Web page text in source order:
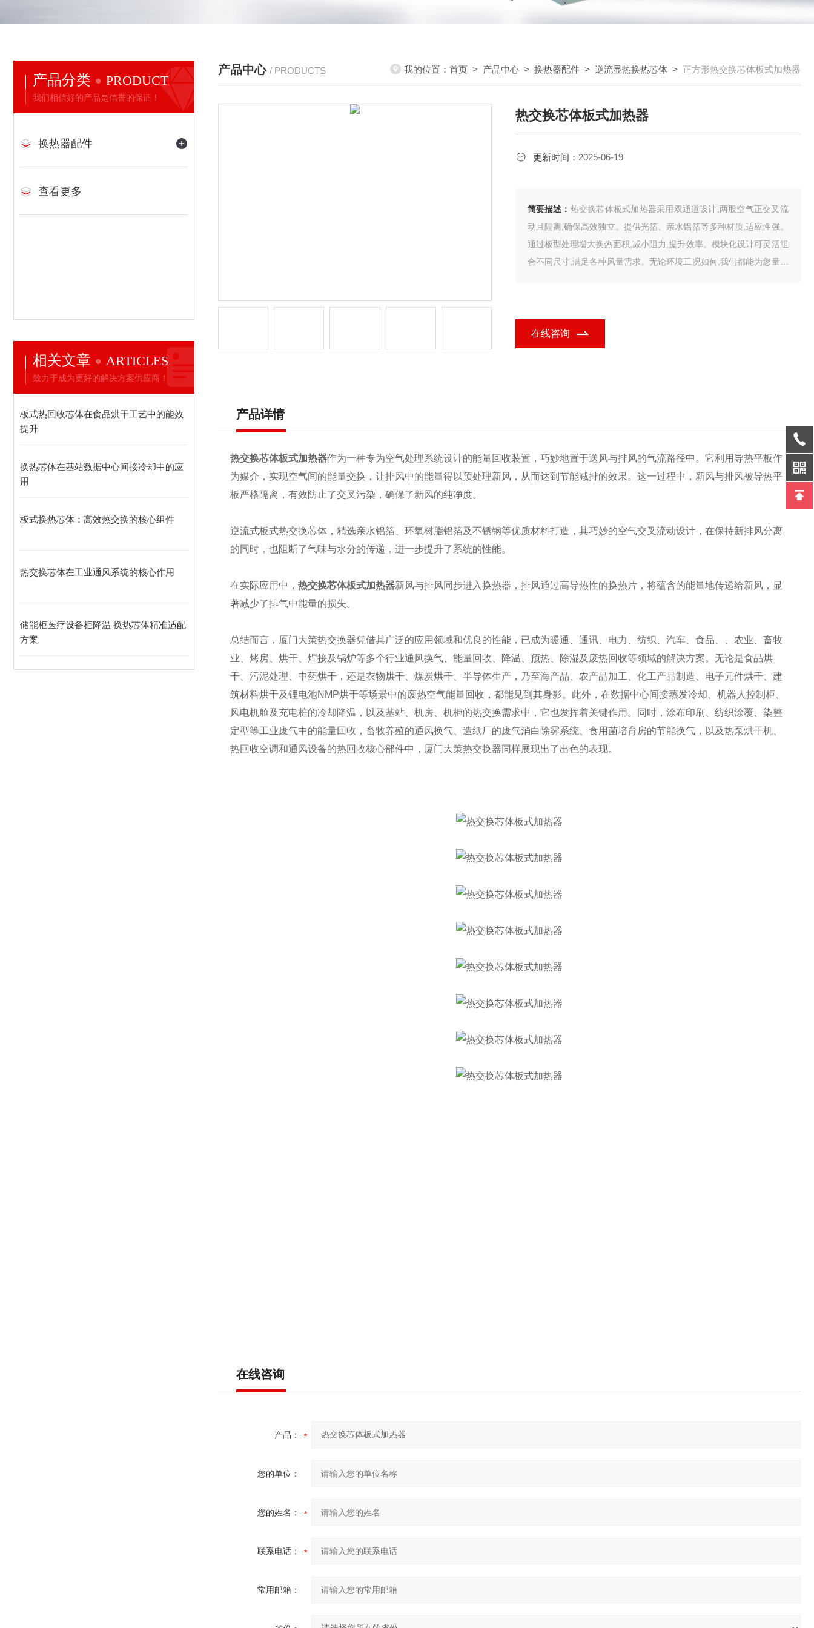
产品分类 PRODUCT
我们相信好的产品是信誉的保证！
换热器配件
查看更多
相关文章 ARTICLES
致力于成为更好的解决方案供应商！
板式热回收芯体在食品烘干工艺中的能效
提升
换热芯体在基站数据中心间接冷却中的应
用
板式换热芯体：高效热交换的核心组件
热交换芯体在工业通风系统的核心作用
储能柜医疗设备柜降温 换热芯体精准适配
方案
产品中心 / PRODUCTS 我的位置： 首页 > 产品中心 > 换热器配件 > 逆流显热换热芯体 > 正方形热交换芯体板式加热器
热交换芯体板式加热器
更新时间： 2025-06-19
简要描述： 热交换芯体板式加热器采用双通道设计,两股空气正交叉流
动且隔离,确保高效独立。提供光箔、亲水铝箔等多种材质,适应性强。
通过板型处理增大换热面积,减小阻力,提升效率。模块化设计可灵活组
合不同尺寸,满足各种风量需求。无论环境工况如何,我们都能为您量身
在线咨询
产品详情
热交换芯体板式加热器作为一种专为空气处理系统设计的能量回收装置，巧妙地置于送风与排风的气流路径中。它利用导热平板作
为媒介，实现空气间的能量交换，让排风中的能量得以预处理新风，从而达到节能减排的效果。这一过程中，新风与排风被导热平
板严格隔离，有效防止了交叉污染，确保了新风的纯净度。
逆流式板式热交换芯体，精选亲水铝箔、环氧树脂铝箔及不锈钢等优质材料打造，其巧妙的空气交叉流动设计，在保持新排风分离
的同时，也阻断了气味与水分的传递，进一步提升了系统的性能。
在实际应用中， 热交换芯体板式加热器新风与排风同步进入换热器，排风通过高导热性的换热片，将蕴含的能量地传递给新风，显
著减少了排气中能量的损失。
总结而言，厦门大策热交换器凭借其广泛的应用领域和优良的性能，已成为暖通、通讯、电力、纺织、汽车、食品、、农业、畜牧
业、烤房、烘干、焊接及锅炉等多个行业通风换气、能量回收、降温、预热、除湿及废热回收等领域的解决方案。无论是食品烘
干、污泥处理、中药烘干，还是衣物烘干、煤炭烘干、半导体生产，乃至海产品、农产品加工、化工产品制造、电子元件烘干、建
筑材料烘干及锂电池NMP烘干等场景中的废热空气能量回收，都能见到其身影。此外，在数据中心间接蒸发冷却、机器人控制柜、
风电机舱及充电桩的冷却降温，以及基站、机房、机柜的热交换需求中，它也发挥着关键作用。同时，涂布印刷、纺织涂覆、染整
定型等工业废气中的能量回收，畜牧养殖的通风换气、造纸厂的废气消白除雾系统、食用菌培育房的节能换气，以及热泵烘干机、
热回收空调和通风设备的热回收核心部件中，厦门大策热交换器同样展现出了出色的表现。
在线咨询
产品：
您的单位：
您的姓名：
联系电话：
常用邮箱：